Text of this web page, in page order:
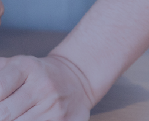
国土空间咨询研究
国土空间用途管制
国土整治和生态修复
专题专栏
党员风采